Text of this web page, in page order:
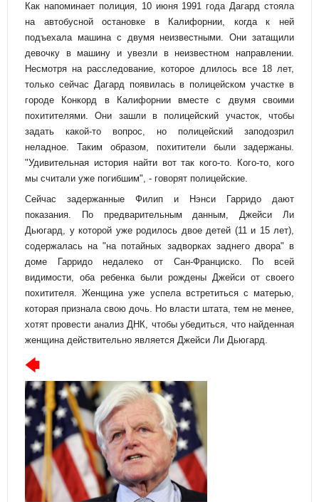
Как напоминает полиция, 10 июня 1991 года Дагард стояла
на автобусной остановке в Калифорнии, когда к ней
подъехала машина с двумя неизвестными. Они затащили
девочку в машину и увезли в неизвестном направлении.
Несмотря на расследование, которое длилось все 18 лет,
только сейчас Дагард появилась в полицейском участке в
городе Конкорд в Калифорнии вместе с двумя своими
похитителями. Они зашли в полицейский участок, чтобы
задать какой-то вопрос, но полицейский заподозрил
неладное. Таким образом, похитители были задержаны.
"Удивительная история найти вот так кого-то. Кого-то, кого
мы считали уже погибшим", - говорят полицейские.
Сейчас задержанные Филип и Нэнси Гарридо дают
показания. По предварительным данным, Джейси Ли
Дьюгард, у которой уже родилось двое детей (11 и 15 лет),
содержалась на "на потайных задворках заднего двора" в
доме Гарридо недалеко от Сан-Франциско. По всей
видимости, оба ребенка были рождены Джейси от своего
похитителя. Женщина уже успела встретиться с матерью,
которая признала свою дочь. Но власти штата, тем не менее,
хотят провести анализ ДНК, чтобы убедиться, что найденная
женщина действительно является Джейси Ли Дьюгард.